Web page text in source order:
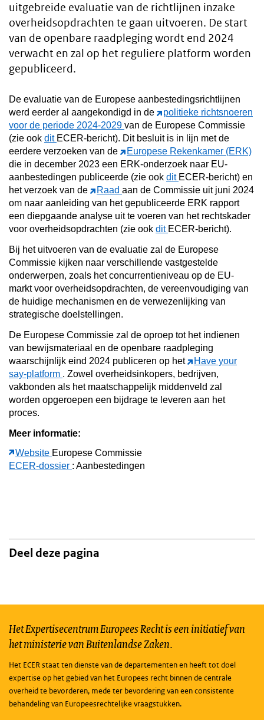
uitgebreide evaluatie van de richtlijnen inzake
overheidsopdrachten te gaan uitvoeren. De start
van de openbare raadpleging wordt end 2024
verwacht en zal op het reguliere platform worden
gepubliceerd.
De evaluatie van de Europese aanbestedingsrichtlijnen
werd eerder al aangekondigd in de
politieke richtsnoeren
voor de periode 2024-2029 van de Europese Commissie
(zie ook dit ECER-bericht). Dit besluit is in lijn met de
eerdere verzoeken van de
Europese Rekenkamer (ERK)
die in december 2023 een ERK-onderzoek naar EU-
aanbestedingen publiceerde (zie ook dit ECER-bericht) en
het verzoek van de
Raad aan de Commissie uit juni 2024
om naar aanleiding van het gepubliceerde ERK rapport
een diepgaande analyse uit te voeren van het rechtskader
voor overheidsopdrachten (zie ook dit ECER-bericht).
Bij het uitvoeren van de evaluatie zal de Europese
Commissie kijken naar verschillende vastgestelde
onderwerpen, zoals het concurrentieniveau op de EU-
markt voor overheidsopdrachten, de vereenvoudiging van
de huidige mechanismen en de verwezenlijking van
strategische doelstellingen.
De Europese Commissie zal de oproep tot het indienen
van bewijsmateriaal en de openbare raadpleging
waarschijnlijk eind 2024 publiceren op het
Have your
say-platform . Zowel overheidsinkopers, bedrijven,
vakbonden als het maatschappelijk middenveld zal
worden opgeroepen een bijdrage te leveren aan het
proces.
Meer informatie:
Website Europese Commissie
ECER-dossier : Aanbestedingen
Deel deze pagina
Het Expertisecentrum Europees Recht is een initiatief van
het ministerie van Buitenlandse Zaken.
Het ECER staat ten dienste van de departementen en heeft tot doel
expertise op het gebied van het Europees recht binnen de centrale
overheid te bevorderen, mede ter bevordering van een consistente
behandeling van Europeesrechtelijke vraagstukken.